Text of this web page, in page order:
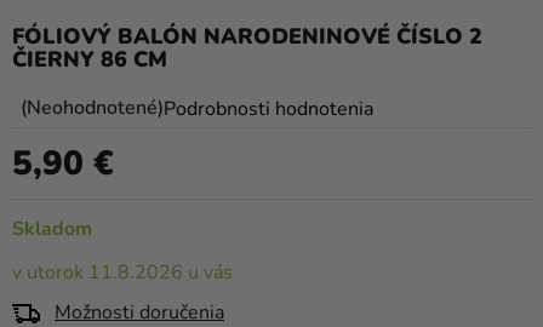
Pečenie
a merch
Kreatívne
potreby
FÓLIOVÝ BALÓN NARODENINOVÉ ČÍSLO 2
ČIERNY 86 CM
Priemerné
produktu
0,0
5
hviezdičiek.
NeohodnotenéPodrobnosti hodnotenia
Skladom
v utorok 11.8.2026 u vás
Možnosti doručenia
5,90 €